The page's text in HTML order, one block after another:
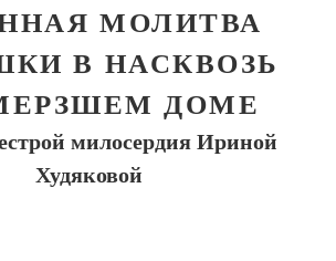
МОЛИТВА
В НАСКВОЗЬ
ДОМЕ
милосердия Ириной
Худяковой